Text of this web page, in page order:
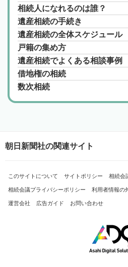
相続人になれるのは誰？
遺産相続の手続き
遺産相続の全体スケジュール
戸籍の集め方
遺産相続でよくある相談事例
借地権の相続
数次相続
朝日新聞社の関連サイト
このサイトについて サイトポリシー 相続会
相続会議プライバシーポリシー 利用者情報の
運営会社 広告ガイド お問い合わせ